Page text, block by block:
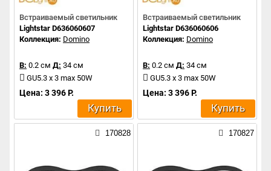
Встраиваемый светильник
Lightstar D636060607
Коллекция: Domino
В: 0.2 см Д: 34 см
GU5.3 x 3 max 50W
Цена: 3 396 Р.
Купить
Встраиваемый светильник
Lightstar D636060606
Коллекция: Domino
В: 0.2 см Д: 34 см
GU5.3 x 3 max 50W
Цена: 3 396 Р.
Купить
170828 170827